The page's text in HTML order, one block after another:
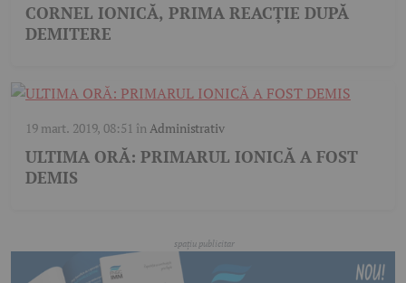
CORNEL IONICĂ, PRIMA REACȚIE DUPĂ
DEMITERE
19 mart. 2019, 08:51 în Administrativ
ULTIMA ORĂ: PRIMARUL IONICĂ A FOST
DEMIS